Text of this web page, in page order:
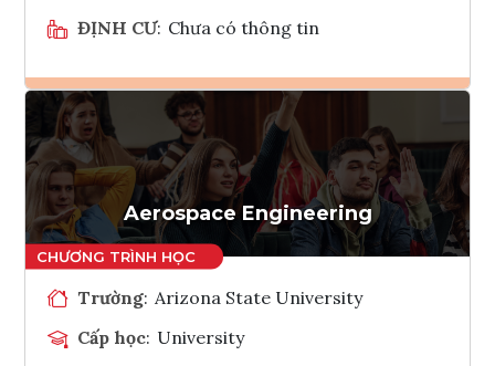
ĐỊNH CƯ: Chưa có thông tin
Ghi danh
Tham vấn Interlink
Aerospace Engineering
Trường: Arizona State University
Cấp học: University